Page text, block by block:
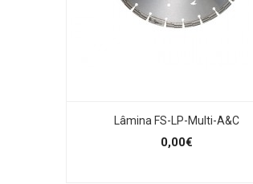
Lâmina FS-LP-Multi-A&C
0,00€